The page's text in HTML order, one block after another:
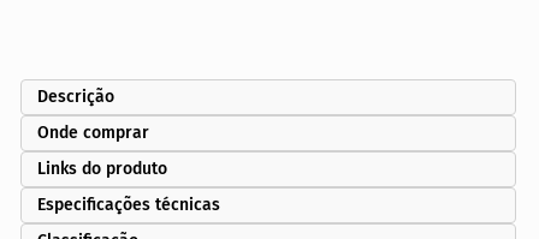
Descrição
Onde comprar
Links do produto
Especificações técnicas